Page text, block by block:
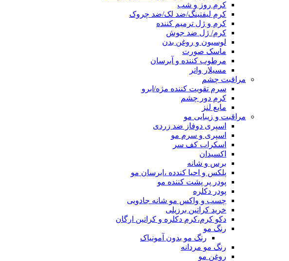
کرم روز و شب
کرم لیفتینگ/ضد لک/ضد چروک
کرم و ژل ترمیم کننده
کرم/ ژل ضد جوش
لوسیون و روغن بدن
ماسک صورت
مرطوب کننده و آبرسان
مسیلار واتر
مراقبت چشم
سرم تقویت کننده مژه/ابرو
کرم دور چشم
مایع لنز
مراقبت و زیبایی مو
اسپری دوفاز ضد زردی
اسپری و سرم مو
اسکراب کف سر
اکسیدان
برس و شانه
پلکس و احیا کندده ،ابرسان مو
پودر پر پشت کننده مو
پودر دکلره
چسب و واکس مو شانه جادویی
خرید کراتین برزیلی
دکو کرم،کرم دکلره و کراتین ارگان
رنگ مو
رنگ مو بدون آمونیاک
رنگ مو مردانه
روغن مو